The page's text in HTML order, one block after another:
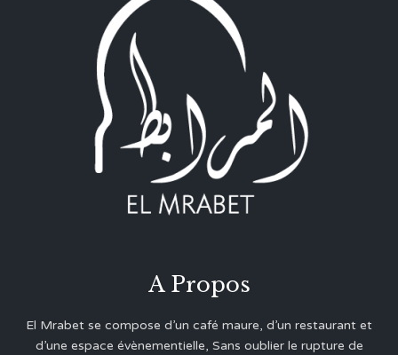
A Propos
El Mrabet se compose d’un café maure, d’un restaurant et
d’une espace évènementielle, Sans oublier le rupture de